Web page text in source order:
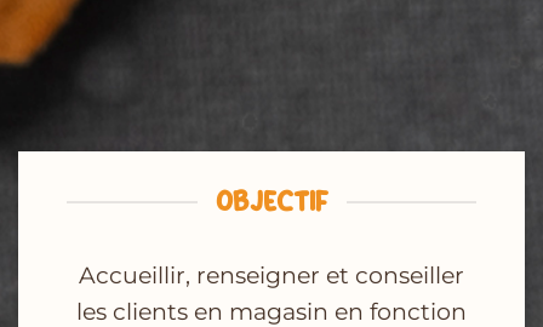
OBJECTIF
Accueillir, renseigner et conseiller
les clients en magasin en fonction